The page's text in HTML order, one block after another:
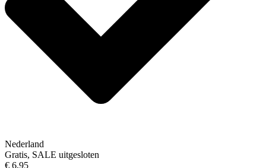
Nederland
Gratis, SALE uitgesloten
€ 6,95